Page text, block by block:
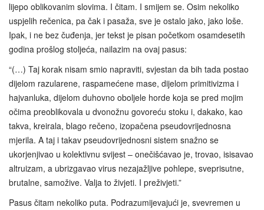
lijepo oblikovanim slovima. I čitam. I smijem se. Osim nekoliko
uspjelih rečenica, pa čak i pasaža, sve je ostalo jako, jako loše.
Ipak, i ne bez čuđenja, jer tekst je pisan početkom osamdesetih
godina prošlog stoljeća, nailazim na ovaj pasus:
“(…) Taj korak nisam smio napraviti, svjestan da bih tada postao
dijelom razularene, raspamećene mase, dijelom primitivizma i
hajvanluka, dijelom duhovno oboljele horde koja se pred mojim
očima preoblikovala u dvonožnu govoreću stoku i, dakako, kao
takva, kreirala, blago rečeno, izopačena pseudovrijednosna
mjerila. A taj i takav pseudovrijednosni sistem snažno se
ukorjenjivao u kolektivnu svijest – onečišćavao je, trovao, isisavao
altruizam, a ubrizgavao virus nezajažljive pohlepe, sveprisutne,
brutalne, samožive. Valja to živjeti. I preživjeti.”
Pasus čitam nekoliko puta. Podrazumijevajući je, svevremen u